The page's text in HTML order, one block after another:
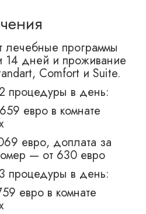
лечебные программы
14 дней и проживание
Comfort и Suite.
процедуры в день:
евро в комнате
евро, доплата за
— от 630 евро
процедуры в день:
евро в комнате